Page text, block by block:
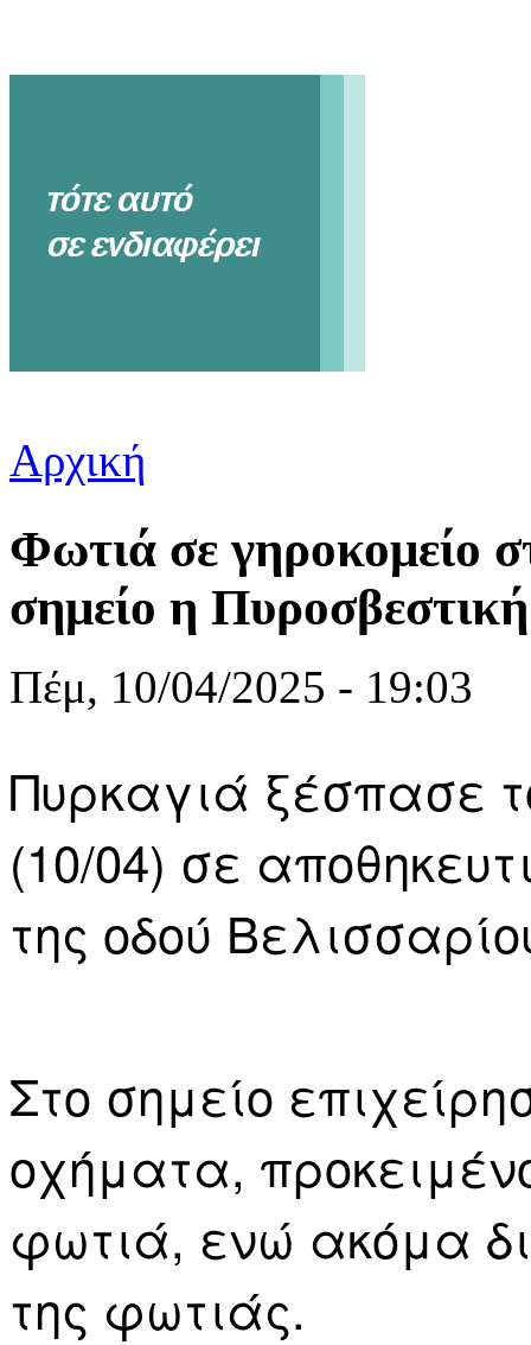
Είστε εδώ
Αρχική
Φωτιά σε γηροκομείο
σημείο η Πυροσβεστική
Πέμ, 10/04/2025 - 19:03
Πυρκαγιά ξέσπασε
(10/04) σε
της οδού
Στο σημείο
οχήματα,
φωτιά, ενώ ακόμα
της φωτιάς.